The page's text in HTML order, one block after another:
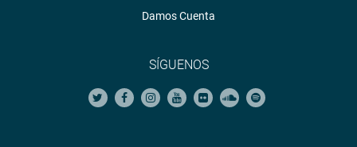
Damos Cuenta
SÍGUENOS